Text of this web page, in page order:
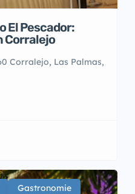
El Pescador:
Corralejo
Corralejo, Las Palmas,
Gastronomie